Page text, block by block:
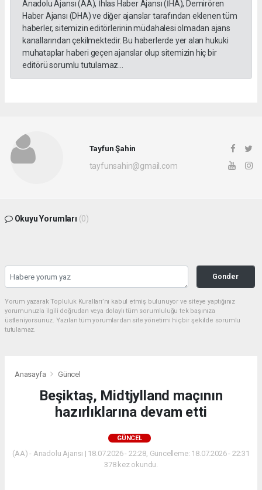
Anadolu Ajansı (AA), İhlas Haber Ajansı (İHA), Demirören
Haber Ajansı (DHA) ve diğer ajanslar tarafından eklenen tüm
haberler, sitemizin editörlerinin müdahalesi olmadan ajans
kanallarından çekilmektedir. Bu haberlerde yer alan hukuki
muhataplar haberi geçen ajanslar olup sitemizin hiç bir
editörü sorumlu tutulamaz...
Tayfun Şahin
tayfunsahin@gmail.com
Okuyu Yorumları (0)
Gonder
Yorum yazarak Topluluk Kuralları’nı kabul etmiş bulunuyor ve siteye yaptığınız
yorumunuzla ilgili doğrudan veya dolaylı tüm sorumluluğu tek başınıza
üstleniyorsunuz. Yazılan tüm yorumlardan site yönetimi hiçbir şekilde sorumlu
tutulamaz.
Anasayfa Güncel
Beşiktaş, Midtjylland maçının
hazırlıklarına devam etti
GÜNCEL
(AA) - Anadolu Ajansı | 18.07.2026 - 22:28, Güncelleme: 18.07.2026 - 22:31
378 kez okundu.